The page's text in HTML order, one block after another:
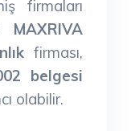
firmaları
MAXRIVA
firması,
belgesi
olabilir.